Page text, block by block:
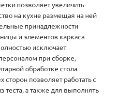
позволяет увеличить
на кухне размещая на ней
принадлежности
и элементов каркаса
исключает
при сборке,
обработке стола
сторон позволяет работать с
теста, а также для выполнять